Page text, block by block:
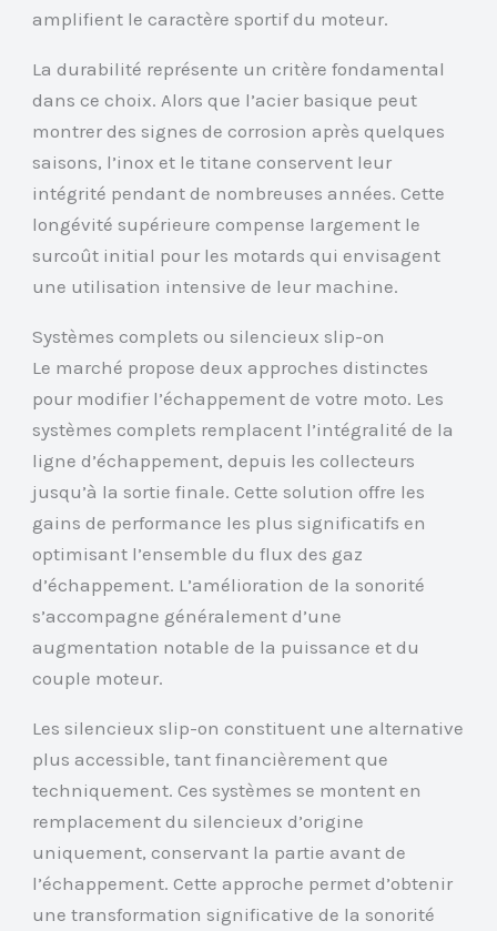
amplifient le caractère sportif du moteur.
La durabilité représente un critère fondamental
dans ce choix. Alors que l’acier basique peut
montrer des signes de corrosion après quelques
saisons, l’inox et le titane conservent leur
intégrité pendant de nombreuses années. Cette
longévité supérieure compense largement le
surcoût initial pour les motards qui envisagent
une utilisation intensive de leur machine.
Systèmes complets ou silencieux slip-on
Le marché propose deux approches distinctes
pour modifier l’échappement de votre moto. Les
systèmes complets remplacent l’intégralité de la
ligne d’échappement, depuis les collecteurs
jusqu’à la sortie finale. Cette solution offre les
gains de performance les plus significatifs en
optimisant l’ensemble du flux des gaz
d’échappement. L’amélioration de la sonorité
s’accompagne généralement d’une
augmentation notable de la puissance et du
couple moteur.
Les silencieux slip-on constituent une alternative
plus accessible, tant financièrement que
techniquement. Ces systèmes se montent en
remplacement du silencieux d’origine
uniquement, conservant la partie avant de
l’échappement. Cette approche permet d’obtenir
une transformation significative de la sonorité